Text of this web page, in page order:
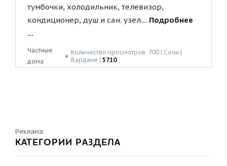
тумбочки, холодильник, телевизор,
кондиционер, душ и сан. узел.... Подробнее
...
Частные
дома
● Количество просмотров: 700 | Сочи |
Вардане |5710
Реклама
КАТЕГОРИИ РАЗДЕЛА